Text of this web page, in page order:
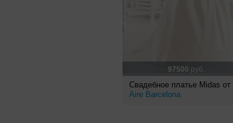
97500 руб.
Свадебное платье Midas от
Aire Barcelona